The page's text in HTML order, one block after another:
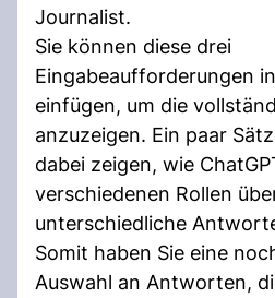
Journalist.
Sie können diese drei
Eingabeaufforderungen
einfügen, um die
anzuzeigen. Ein paar
dabei zeigen, wie
verschiedenen Rollen
unterschiedliche
Somit haben Sie eine
Auswahl an Antworten,